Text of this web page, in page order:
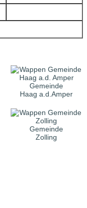
Gemeinde
Haag a.d.Amper
Gemeinde
Zolling